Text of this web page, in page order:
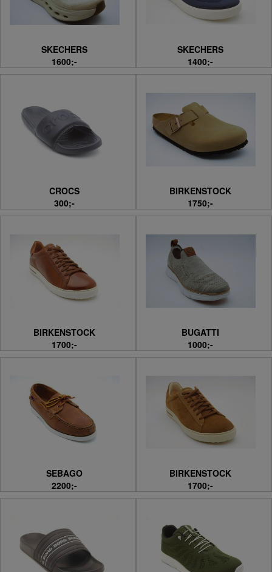
SKECHERS
1600;-
SKECHERS
1400;-
CROCS
300;-
BIRKENSTOCK
1750;-
BIRKENSTOCK
1700;-
BUGATTI
1000;-
SEBAGO
2200;-
BIRKENSTOCK
1700;-